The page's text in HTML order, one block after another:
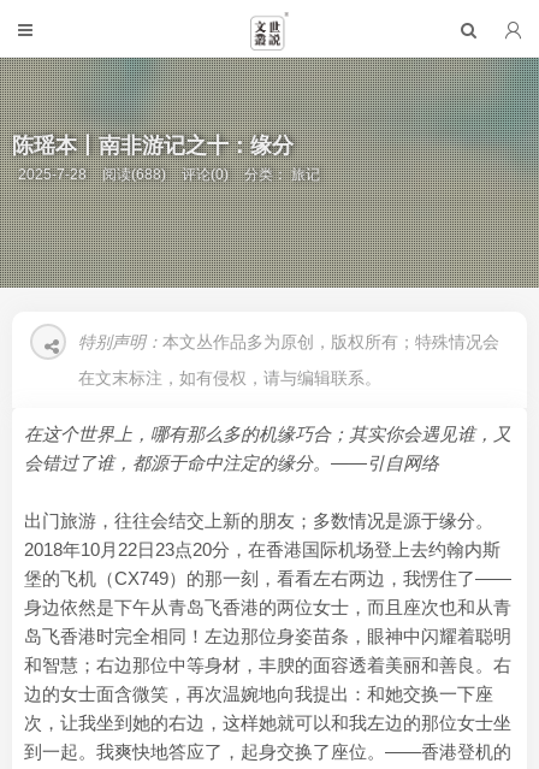
陈瑶本丨南非游记之十：缘分
2025-7-28 阅读(688) 评论(0) 分类：旅记
特别声明： 本文丛作品多为原创，版权所有；特殊情况会
在文末标注，如有侵权，请与编辑联系。
在这个世界上，哪有那么多的机缘巧合；其实你会遇见谁，又
会错过了谁，都源于命中注定的缘分。——引自网络
出门旅游，往往会结交上新的朋友；多数情况是源于缘分。
2018年10月22日23点20分，在香港国际机场登上去约翰内斯
堡的飞机（CX749）的那一刻，看看左右两边，我愣住了——
身边依然是下午从青岛飞香港的两位女士，而且座次也和从青
岛飞香港时完全相同！左边那位身姿苗条，眼神中闪耀着聪明
和智慧；右边那位中等身材，丰腴的面容透着美丽和善良。右
边的女士面含微笑，再次温婉地向我提出：和她交换一下座
次，让我坐到她的右边，这样她就可以和我左边的那位女士坐
到一起。我爽快地答应了，起身交换了座位。——香港登机的